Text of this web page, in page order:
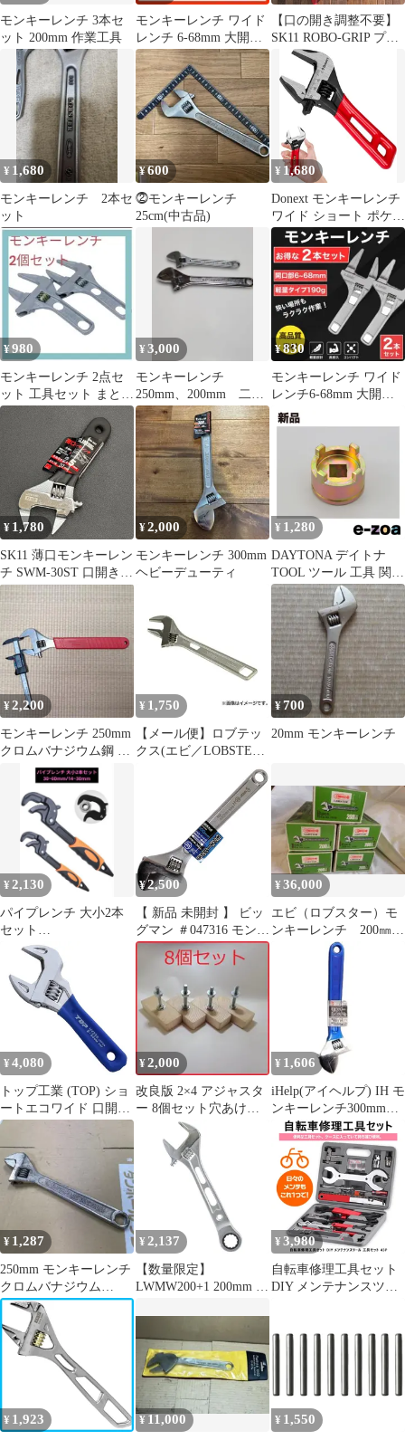
モンキーレンチ 3本セ
ット 200mm 作業工具
モンキーレンチ ワイド
レンチ 6-68mm 大開口
配管 モンキースパナ 工
具
【口の開き調整不要】
SK11 ROBO-GRIP プラ
イヤー 230mm RG-9 モ
ンキーレンチ兼用 最大
38mm
¥ 1,680
モンキーレンチ 2本セ
ット
¥600
⓶モンキーレンチ
25cm(中古品)
¥ 1,680
Donext モンキーレンチ
ワイド ショート ポケッ
トモンキ 全長145mm
口幅30mm 調整可能 目
盛付き 滑り止めグリッ
プ 軽量 工具 DIY 車整
備 修理用(145mm)
¥980
モンキーレンチ 2点セ
ット 工具セット まとめ
売り たて型 ハンドル大
¥3,000
モンキーレンチ
250mm、200mm 二本
セット
¥830
モンキーレンチ ワイド
レンチ6-68mm 大開口
薄型DIY 工具 配管 縦型
¥ 1,780
SK11 薄口モンキーレン
チ SWM-30ST 口開き
30mm
¥2,000
モンキーレンチ 300mm
ヘビーデューティ
¥ 1,280
DAYTONA デイトナ
TOOL ツール 工具 関連
クラッチロックナット
レンチ HONDA用
30mm D65095 (2180031)
¥2,200
モンキーレンチ 250mm
クロムバナジウム鋼 最
大 32.7mm
¥ 1,750
【メール便】ロブテッ
クス(エビ／LOBSTER)
ハイブリッドモンキー
4963202087193 [モンキ
ーレンチ モンキーレン
¥700
20mm モンキーレンチ
¥ 2,130
パイプレンチ 大小2本
セット
30~60mm/14~30mm 多
機能万能レンチ
¥2,500
【 新品 未開封 】 ビッ
グマン ＃047316 モンキ
ーレンチ 300mm BM-
30JM BM30JM 未使用
送料無料
¥36,000
エビ（ロブスター）モ
ンキーレンチ 200㎜
¥ 4,080
トップ工業 (TOP) ショ
ートエコワイド 口開き
8~30mm 薄型 軽量 ワイ
30S 燕三条 日本製※シ
ール包装品 1
¥2,000
改良版 2×4 アジャスタ
ー 8個セット穴あけ必
要 diy キャットウォー
ク 棚
¥ 1,606
iHelp(アイヘルプ) IH モ
ンキーレンチ300mm
IH-30 MG
¥ 1,287
250mm モンキーレンチ
クロムバナジウム
鋼 - F F
¥ 2,137
【数量限定】
LWMW200+1 200mm +1
¥ 3,980
自転車修理工具セット
DIY メンテナンスツー
ット マルチツール ツー
ルBOX 自転車 日曜大
工 工作 便利 作業 手動
工具セット ケース付属
43種 ツール
¥ 1,923 ¥ 11,000 ¥ 1,550